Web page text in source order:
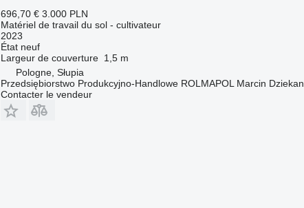
696,70 € 3.000 PLN
Matériel de travail du sol - cultivateur
2023
Étatneuf
Largeur de couverture 1,5 m
Pologne, Słupia
Przedsiębiorstwo Produkcyjno-Handlowe ROLMAPOL Marcin Dziekan
Contacter le vendeur